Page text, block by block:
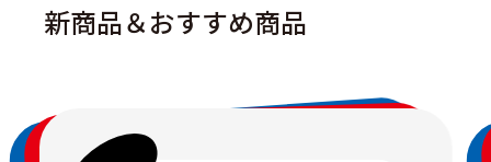
新商品＆おすすめ商品